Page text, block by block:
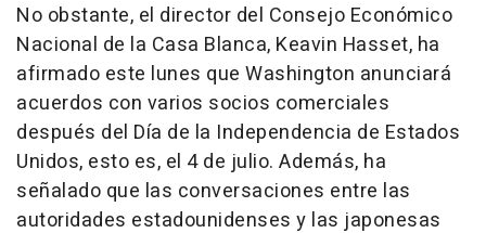
No obstante, el director del Consejo Económico
Nacional de la Casa Blanca, Keavin Hasset, ha
afirmado este lunes que Washington anunciará
acuerdos con varios socios comerciales
después del Día de la Independencia de Estados
Unidos, esto es, el 4 de julio. Además, ha
señalado que las conversaciones entre las
autoridades estadounidenses y las japonesas